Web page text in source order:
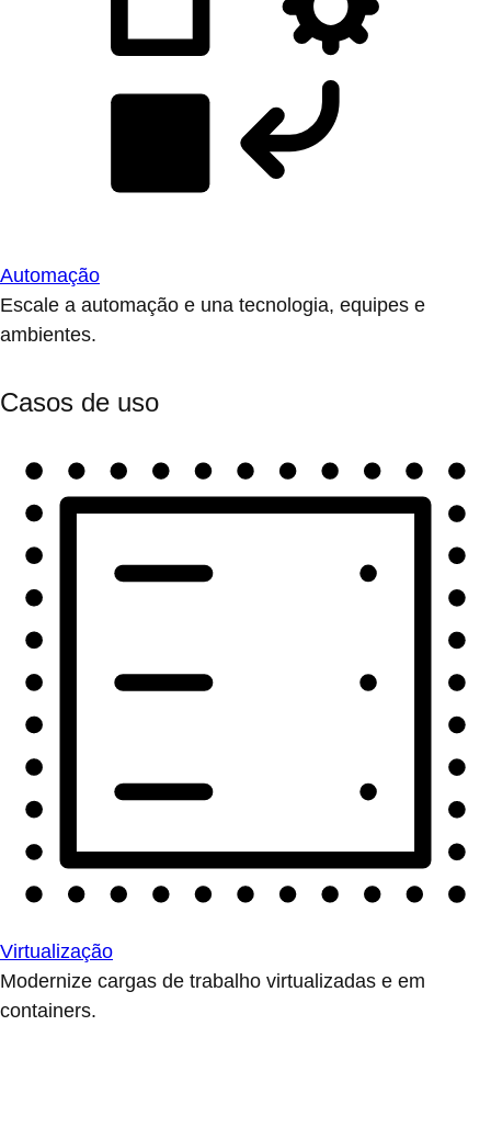
Automação
Escale a automação e una tecnologia, equipes e
ambientes.
Casos de uso
Virtualização
Modernize cargas de trabalho virtualizadas e em
containers.